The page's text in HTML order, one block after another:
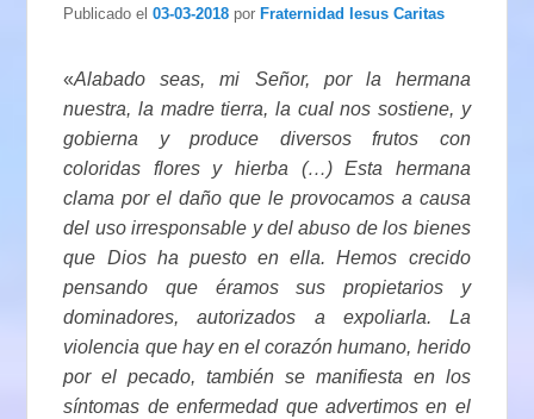
Publicado el 03-03-2018 por Fraternidad Iesus Caritas
«Alabado seas, mi Señor, por la hermana
nuestra, la madre tierra, la cual nos sostiene, y
gobierna y produce diversos frutos con
coloridas flores y hierba (…) Esta hermana
clama por el daño que le provocamos a causa
del uso irresponsable y del abuso de los bienes
que Dios ha puesto en ella. Hemos crecido
pensando que éramos sus propietarios y
dominadores, autorizados a expoliarla. La
violencia que hay en el corazón humano, herido
por el pecado, también se manifiesta en los
síntomas de enfermedad que advertimos en el